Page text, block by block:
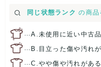
同じ状態ランク の商品
…A.未使用に近い中古品
… B.目立った傷や汚れ
…C.やや傷や汚れがあ